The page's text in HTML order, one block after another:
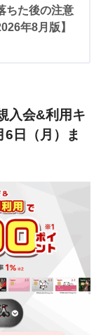
ちた後の注意
年8月版】
入会&利用キ
6日（月）ま